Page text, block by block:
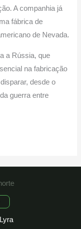
A companhia já
fábrica de
de Nevada.
a Rússia, que
na fabricação
desde o
guerra entre